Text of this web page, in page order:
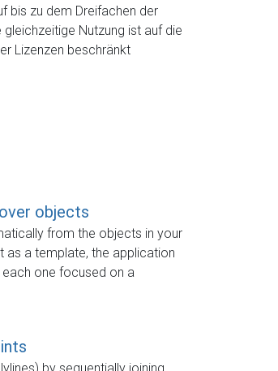
bis zu dem Dreifachen der
gleichzeitige Nutzung ist auf die
Lizenzen beschränkt
objects
from the objects in your
as a template, the application
one focused on a